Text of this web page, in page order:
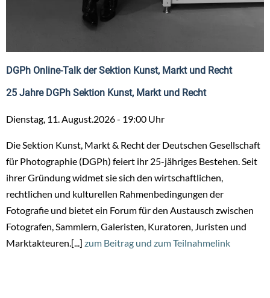
DGPh Online-Talk der Sektion Kunst, Markt und Recht
25 Jahre DGPh Sektion Kunst, Markt und Recht
Dienstag, 11. August.2026 - 19:00 Uhr
Die Sektion Kunst, Markt & Recht der Deutschen Gesellschaft
für Photographie (DGPh) feiert ihr 25-jähriges Bestehen. Seit
ihrer Gründung widmet sie sich den wirtschaftlichen,
rechtlichen und kulturellen Rahmenbedingungen der
Fotografie und bietet ein Forum für den Austausch zwischen
Fotografen, Sammlern, Galeristen, Kuratoren, Juristen und
Marktakteuren.[...] zum Beitrag und zum Teilnahmelink